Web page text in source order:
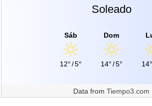
Soleado
Sáb
12°/5°
Dom
14°/5° 14°
Data fromTiempo3.com